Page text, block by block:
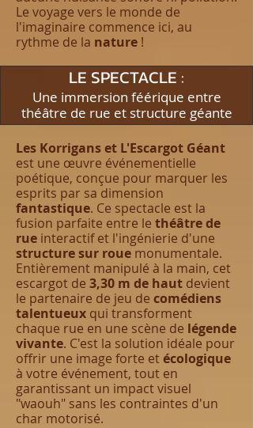
Le voyage vers le monde de
l'imaginaire commence ici, au
rythme de la nature !
LE SPECTACLE :
Une immersion féérique entre
théâtre de rue et structure géante
Les Korrigans et L'Escargot Géant
est une œuvre événementielle
poétique, conçue pour marquer les
esprits par sa dimension
fantastique. Ce spectacle est la
fusion parfaite entre le théâtre de
rue interactif et l'ingénierie d'une
structure sur roue monumentale.
Entièrement manipulé à la main, cet
escargot de 3,30 m de haut devient
le partenaire de jeu de comédiens
talentueux qui transforment
chaque rue en une scène de légende
vivante. C'est la solution idéale pour
offrir une image forte etécologique
à votre événement, tout en
garantissant un impact visuel
"waouh" sans les contraintes d'un
char motorisé.